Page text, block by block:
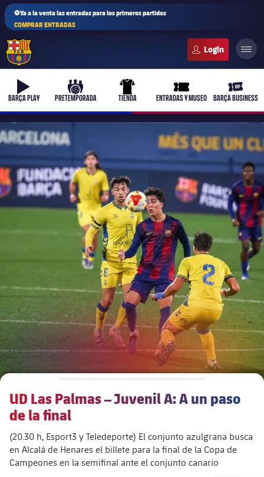
⚽Ya a la venta las entradas para los primeros partidos
COMPRAR ENTRADAS
b-play
BARÇA PLAY
culers-ball
PRETEMPORADA
uniform
TIENDA
ticket-full
ENTRADAS Y MUSEO
ticket-
BARÇA BUSINESS
plusicon
más
Junta Directiva
Estructura ejecutiva
chevron-right
label.aria.chevronright
Órganos
Documents
chevron-right
label.aria.chevronright
plusicon
más
Barça Academy
Más que un club
Masia 360
La Masia
plusicon
más
Década a década
Jugadores de leyenda
UD Las Palmas – Juvenil A: A un paso
de la final
(20.30 h, Esport3 y Teledeporte) El conjunto azulgrana busca
en Alcalá de Henares el billete para la final de la Copa de
Campeones en la semifinal ante el conjunto canario